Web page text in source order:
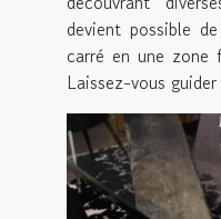
devient possible
carré en une zone
Laissez-vous guider